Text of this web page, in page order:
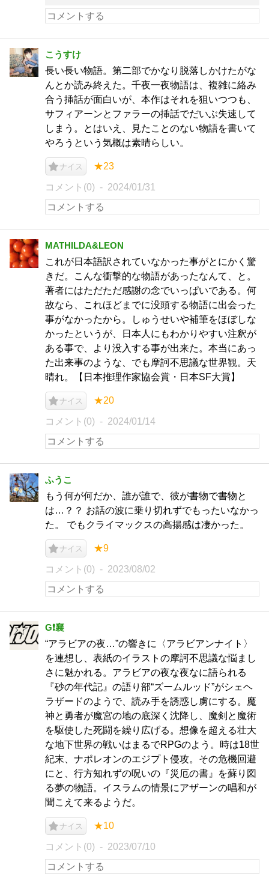
こうすけ
長い長い物語。第二部でかなり脱落しかけたがな
んとか読み終えた。千夜一夜物語は、複雑に絡み
合う挿話が面白いが、本作はそれを狙いつつも、
サフィアーンとファラーの挿話でだいぶ失速して
しまう。とはいえ、見たことのない物語を書いて
やろうという気概は素晴らしい。
ナイス ★23
コメント(0) 2024/01/31
MATHILDA&LEON
これが日本語訳されていなかった事がとにかく驚
きだ。こんな衝撃的な物語があったなんて、と。
著者にはただただ感謝の念でいっぱいである。何
故なら、これほどまでに没頭する物語に出会った
事がなかったから。しゅうせいや補筆をほぼしな
かったというが、日本人にもわかりやすい注釈が
ある事で、より没入する事が出来た。本当にあっ
た出来事のような、でも摩訶不思議な世界観。天
晴れ。【日本推理作家協会賞・日本SF大賞】
ナイス ★20
コメント(0) 2024/01/14
ふうこ
もう何が何だか、誰が誰で、彼が書物で書物と
は…？？ お話の波に乗り切れずでもったいなかっ
た。 でもクライマックスの高揚感は凄かった。
ナイス ★9
コメント(0) 2023/08/02
G❗️襄
“アラビアの夜…”の響きに〈アラビアンナイト〉
を連想し、表紙のイラストの摩訶不思議な悩まし
さに魅かれる。アラビアの夜な夜なに語られる
『砂の年代記』の語り部“ズームルッド”がシェヘ
ラザードのようで、読み手を誘惑し虜にする。魔
神と勇者が魔宮の地の底深く沈降し、魔剣と魔術
を駆使した死闘を繰り広げる。想像を超える壮大
な地下世界の戦いはまるでRPGのよう。時は18世
紀末、ナポレオンのエジプト侵攻。その危機回避
にと、行方知れずの呪いの『災厄の書』を蘇り図
る夢の物語。イスラムの情景にアザーンの唱和が
聞こえて来るようだ。
ナイス ★10
コメント(0) 2023/07/10